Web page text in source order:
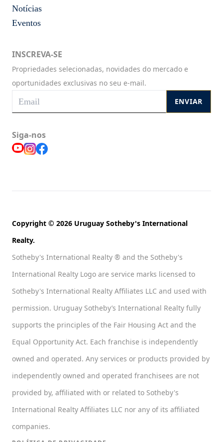
Notícias
Eventos
INSCREVA-SE
Propriedades selecionadas, novidades do mercado e
oportunidades exclusivas no seu e-mail.
ENVIAR
Siga-nos
Copyright © 2026 Uruguay Sotheby's International
Realty.
Sotheby's International Realty ® and the Sotheby's
International Realty Logo are service marks licensed to
Sotheby's International Realty Affiliates LLC and used with
permission. Uruguay Sotheby’s International Realty fully
supports the principles of the Fair Housing Act and the
Equal Opportunity Act. Each franchise is independently
owned and operated. Any services or products provided by
independently owned and operated franchisees are not
provided by, affiliated with or related to Sotheby's
International Realty Affiliates LLC nor any of its affiliated
companies.